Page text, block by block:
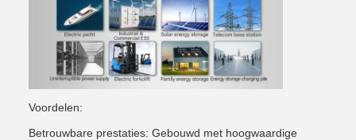
Voordelen:
Betrouwbare prestaties: Gebouwd met hoogwaardige